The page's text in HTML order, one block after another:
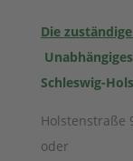
Die
Schleswig-
Holstenstraße
oder